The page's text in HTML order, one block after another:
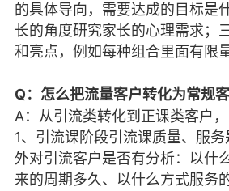
06-08 15:51 电脑端 热点专题
布稳住经济一揽子政策措施
的具体导向，需要达成的目标是
长的角度研究家长的心理需求；
和亮点，例如每种组合里面有限
Q：怎么把流量客户转化为常规客
A：从引流类转化到正课类客户，
1、引流课阶段引流课质量、服
外对引流客户是否有分析：以什
来的周期多久、以什么方式服务